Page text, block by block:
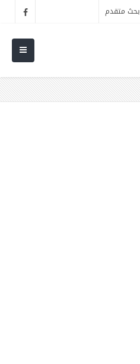
بحث متقدم